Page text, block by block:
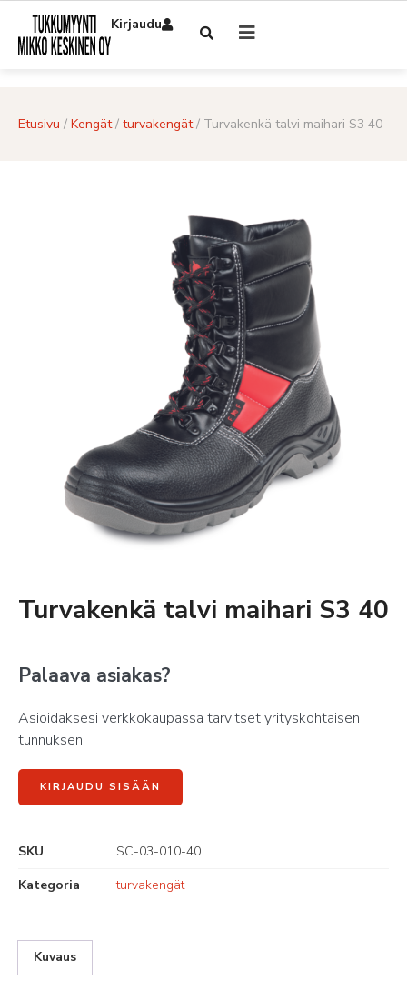
Kirjaudu
Etusivu / Kengät/ turvakengät/ Turvakenkä talvi maihari S3 40
Turvakenkä talvi maihari S3 40
Palaava asiakas?
Asioidaksesi verkkokaupassa tarvitset yrityskohtaisen
tunnuksen.
KIRJAUDU SISÄÄN
SKU
SC-03-010-40
Kategoria
turvakengät
Kuvaus